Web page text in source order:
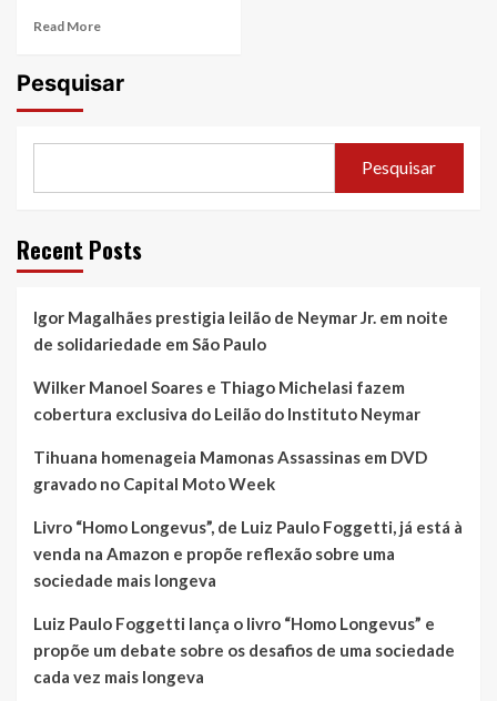
Read MoreRead
Marlon
conquista
na
moda
transformar
tragédia
em
de
Pesquisar
Pesquisar
Recent Posts
Igor Magalhães prestigia leilão de Neymar Jr. em noite
de solidariedade em São Paulo
Wilker Manoel Soares e Thiago Michelasi fazem
cobertura exclusiva do Leilão do Instituto Neymar
Tihuana homenageia Mamonas Assassinas em DVD
gravado no Capital Moto Week
Livro “Homo Longevus”, de Luiz Paulo Foggetti, já está à
venda na Amazon e propõe reflexão sobre uma
sociedade mais longeva
Luiz Paulo Foggetti lança o livro “Homo Longevus” e
propõe um debate sobre os desafios de uma sociedade
cada vez mais longeva